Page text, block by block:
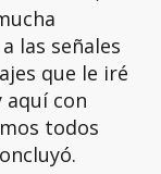
las señales
que le iré
aquí con
todos